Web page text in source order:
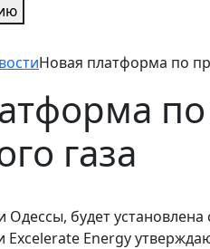
Новая платформа по
газа
будет
Excelerate Energy